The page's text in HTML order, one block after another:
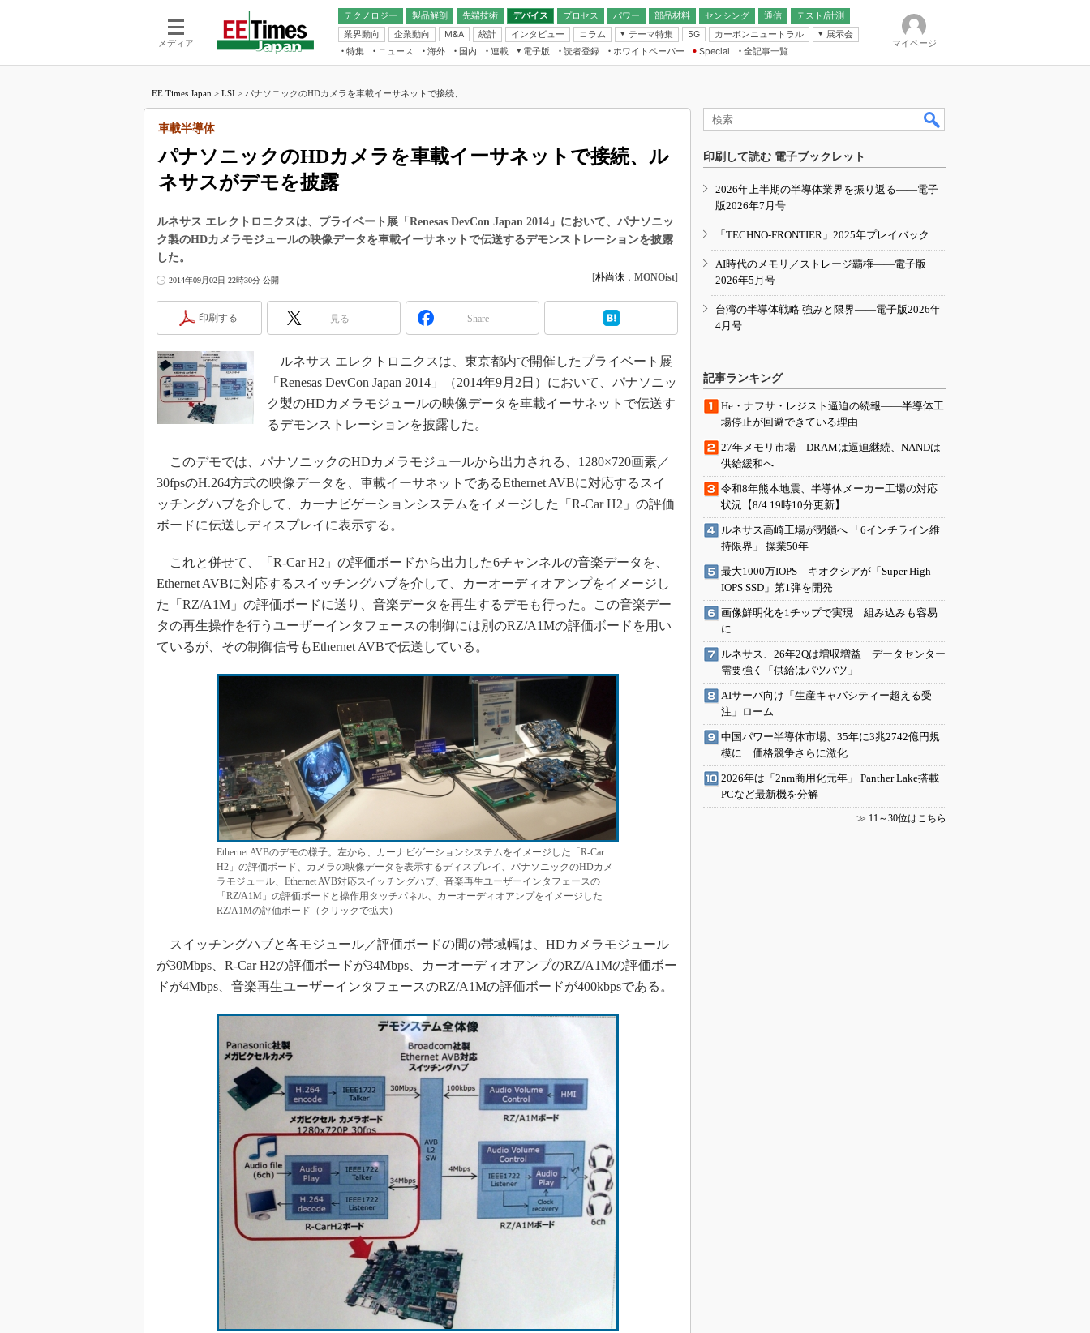
メディア
テクノロジー 製品解剖
先端技術
電池／エネルギー
デバイス
アナログ
マイコン
プロセス パワー 部品材料 センシング
通信
無線
テスト/計測
業界動向
企業動向 M&A 統計 インタビュー コラム
テーマ特集
フィジカルAI
読者調査（EE Times Research）
電源設計（EDN Japan）
5G カーボンニュートラル
展示会
IoT・エッジコンピューティング
EXPO
TECHNO-FRONTIER
人とくるま展
特集 ニュース 海外 国内
連載
福田昭のデバイス通信
大山聡の業界スコープ
大原雄介のエレ・組み込みプレイバ
ック
学漂流記
世界を「数字」で回してみよう
この10年で起こったこと、次の10年
で起こること
光伝送技術を知る
改革、執念の180日
イノベーションは日本を救うのか
JASA発IoT通信
IHSアナリスト「未来展望」
「英語に愛されないエンジニア」の
ための新行動論
電子版
電子ブックレット
読者登録 ホワイトペーパー
Special
全記事一覧
マイページ
EE Times Japan > LSI > パナソニックのHDカメラを車載イーサネットで接続、...
パナソニックのHDカメラを車載イーサネットで接続、ル
ネサスがデモを披露
車載半導体
ルネサス エレクトロニクスは、プライベート展「Renesas DevCon Japan 2014」において、パナソニッ
ク製のHDカメラモジュールの映像データを車載イーサネットで伝送するデモンストレーションを披露
した。
2014年09月02日 22時30分 公開 [朴尚洙 ， MONOist]
印刷する 見る Share
ルネサス エレクトロニクスは、東京都内で開催したプライベート展
「Renesas DevCon Japan 2014」（2014年9月2日）において、パナソニッ
ク製のHDカメラモジュールの映像データを車載イーサネットで伝送す
るデモンストレーションを披露した。
このデモでは、パナソニックのHDカメラモジュールから出力される、1280×720画素／
30fpsのH.264方式の映像データを、車載イーサネットであるEthernet AVBに対応するスイ
ッチングハブを介して、カーナビゲーションシステムをイメージした「R-Car H2」の評価
ボードに伝送しディスプレイに表示する。
これと併せて、「R-Car H2」の評価ボードから出力した6チャンネルの音楽データを、
Ethernet AVBに対応するスイッチングハブを介して、カーオーディオアンプをイメージし
た「RZ/A1M」の評価ボードに送り、音楽データを再生するデモも行った。この音楽デー
タの再生操作を行うユーザーインタフェースの制御には別のRZ/A1Mの評価ボードを用い
ているが、その制御信号もEthernet AVBで伝送している。
Ethernet AVBのデモの様子。左から、カーナビゲーションシステムをイメージした「R-Car
H2」の評価ボード、カメラの映像データを表示するディスプレイ、パナソニックのHDカメ
ラモジュール、Ethernet AVB対応スイッチングハブ、音楽再生ユーザーインタフェースの
「RZ/A1M」の評価ボードと操作用タッチパネル、カーオーディオアンプをイメージした
RZ/A1Mの評価ボード（クリックで拡大）
スイッチングハブと各モジュール／評価ボードの間の帯域幅は、HDカメラモジュール
が30Mbps、R-Car H2の評価ボードが34Mbps、カーオーディオアンプのRZ/A1Mの評価ボー
ドが4Mbps、音楽再生ユーザーインタフェースのRZ/A1Mの評価ボードが400kbpsである。
印刷して読む 電子ブックレット
2026年上半期の半導体業界を振り返る――電子
版2026年7月号
「TECHNO-FRONTIER」2025年プレイバック
AI時代のメモリ／ストレージ覇権――電子版
2026年5月号
台湾の半導体戦略 強みと限界――電子版2026年
4月号
記事ランキング
He・ナフサ・レジスト逼迫の続報――半導体工
場停止が回避できている理由
27年メモリ市場 DRAMは逼迫継続、NANDは
供給緩和へ
令和8年熊本地震、半導体メーカー工場の対応
状況【8/4 19時10分更新】
ルネサス高崎工場が閉鎖へ 「6インチライン維
持限界」 操業50年
最大1000万IOPS キオクシアが「Super High
IOPS SSD」第1弾を開発
画像鮮明化を1チップで実現 組み込みも容易
に
ルネサス、26年2Qは増収増益 データセンター
需要強く「供給はパツパツ」
AIサーバ向け「生産キャパシティー超える受
注」ローム
中国パワー半導体市場、35年に3兆2742億円規
模に 価格競争さらに激化
2026年は「2nm商用化元年」 Panther Lake搭載
PCなど最新機を分解
≫ 11～30位はこちら